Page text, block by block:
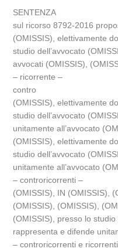
SENTENZA
sul ricorso 8792-2016
(OMISSIS), elettivamente
studio dell’avvocato
avvocati (OMISSIS),
– ricorrente –
contro
(OMISSIS), elettivamente
studio dell’avvocato
unitamente all’avvocato
(OMISSIS), elettivamente
studio dell’avvocato
unitamente all’avvocato
– controricorrenti –
(OMISSIS), IN (OMISSIS),
(OMISSIS), (OMISSIS),
(OMISSIS), presso lo
rappresenta e difende
– controricorrenti e